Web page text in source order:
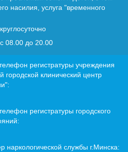
насилия, услуга "временного
круглосуточно
с 08.00 до 20.00
регистратуры учреждения
городской клинический центр
регистратуры городского
службы г.Минска: